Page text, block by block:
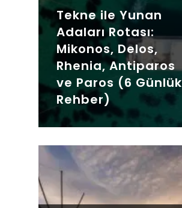
Tekne ile Yunan
Adaları Rotası:
Mikonos, Delos,
Rhenia, Antiparos
ve Paros (6 Günlük
Rehber)